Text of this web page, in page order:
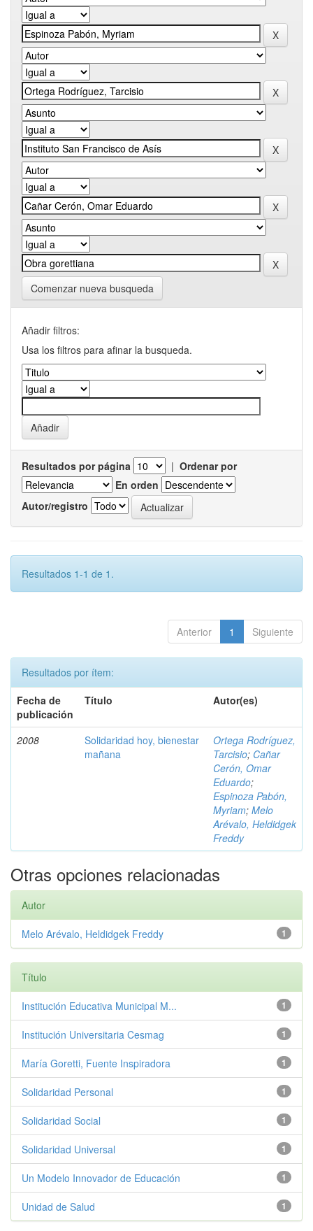
Comenzar nueva busqueda
Añadir filtros:
Usa los filtros para afinar la busqueda.
Resultados por página | Ordenar por
En orden
Autor/registro
Resultados 1-1 de 1.
Anterior 1 Siguiente
Resultados por ítem:
Fecha de
publicación
Título Autor(es)
2008
Solidaridad hoy, bienestar
mañana
Ortega Rodríguez,
Tarcisio; Cañar
Cerón, Omar
Eduardo;
Espinoza Pabón,
Myriam; Melo
Arévalo, Heldidgek
Freddy
Otras opciones relacionadas
Autor
1
Melo Arévalo, Heldidgek Freddy
Título
1
Institución Educativa Municipal M...
1
Institución Universitaria Cesmag
1
María Goretti, Fuente Inspiradora
1
Solidaridad Personal
1
Solidaridad Social
1
Solidaridad Universal
1
Un Modelo Innovador de Educación
1
Unidad de Salud